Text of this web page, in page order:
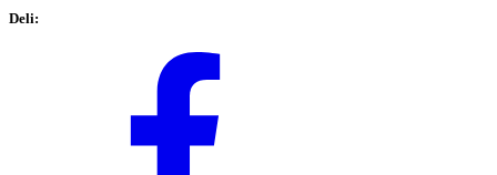
Deli: